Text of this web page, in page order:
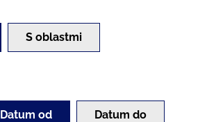
S oblastmi
Datum od Datum do